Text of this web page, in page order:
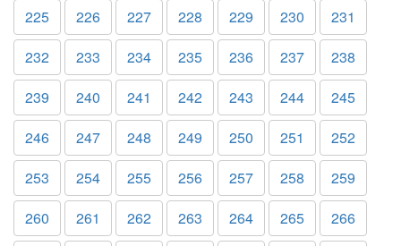
225
226 227 228 229 230
231
232
233 234 235 236 237
238
239
240 241 242 243 244
245
246
247 248 249 250 251
252
253
254 255 256 257 258
259
260
261 262 263 264 265
266